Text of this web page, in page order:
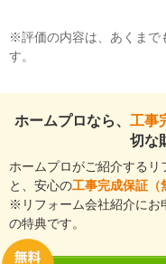
※評価の内容は、あくまで
す。
ホームプロなら、 工事
切な
ホームプロがご紹介するリ
と、安心の工事完成保証（
※リフォーム会社紹介にお
の特典です。